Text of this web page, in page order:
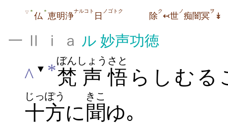
▽ ＊ 仏 ＊ 恵明浄ナルコト 日 ノゴトク 除ク↢世ノ痴闇冥ヲ ↡
一 Ⅱ ⅰ ａ ル 妙声功徳
^ ▼ *梵
ぼん
声
しょう
悟
さと
らしむる
十方
じっぽう
に 聞
きこ
ゆ｡